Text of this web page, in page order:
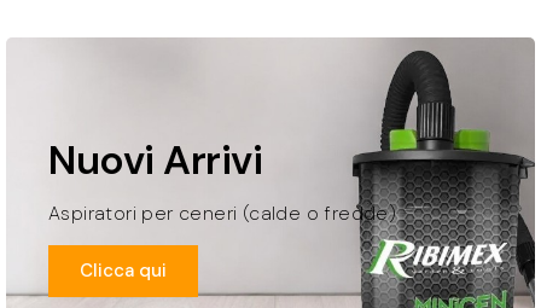
Nuovi Arrivi
Aspiratori per ceneri (calde o fredde)
Clicca qui